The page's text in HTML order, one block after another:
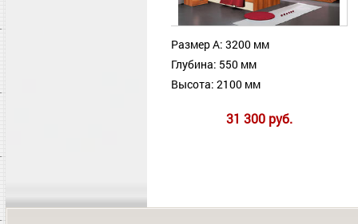
Размер А: 3200 мм
Глубина: 550 мм
Высота: 2100 мм
31 300 руб.